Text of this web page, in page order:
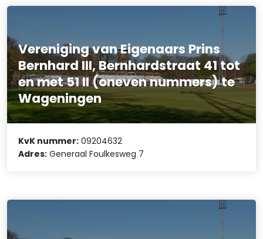
Vereniging van Eigenaars Prins
Bernhard III, Bernhardstraat 41 tot
en met 51 II (oneven nummers) te
Wageningen
KvK nummer: 09204632
Adres: Generaal Foulkesweg 7